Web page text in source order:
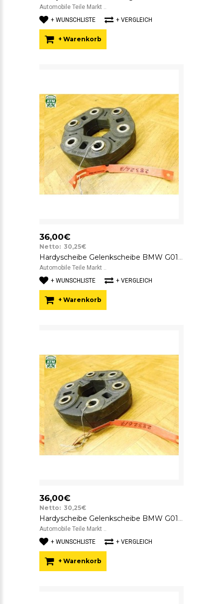
Automobile Teile Markt ..
+ WUNSCHLISTE
+ VERGLEICH
+ Warenkorb
36,00€
Netto: 30,25€
Hardyscheibe Gelenkscheibe BMW G01 G02 G05 G06 G07 SGF 8832852 GAB01-063
Automobile Teile Markt ..
+ WUNSCHLISTE
+ VERGLEICH
+ Warenkorb
36,00€
Netto: 30,25€
Hardyscheibe Gelenkscheibe BMW G01 G02 G05 G06 G07 SGF 8832852 GAB01-063
Automobile Teile Markt ..
+ WUNSCHLISTE
+ VERGLEICH
+ Warenkorb